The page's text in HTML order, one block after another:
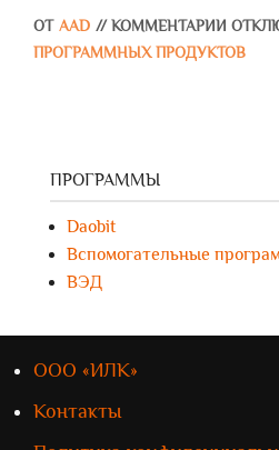
ОТ AAD // КОММЕНТАРИИ
ПРОГРАММНЫХ ПРОДУКТОВ
ПРОГРАММЫ
Daobit
Вспомогательные
ВЭД
ООО «ИЛК»
Контакты